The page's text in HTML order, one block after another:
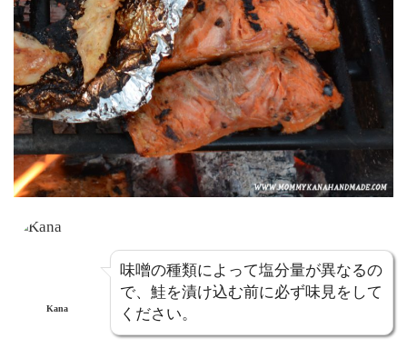
Kana
味噌の種類によって塩分量が異なるの
で、鮭を漬け込む前に必ず味見をして
ください。